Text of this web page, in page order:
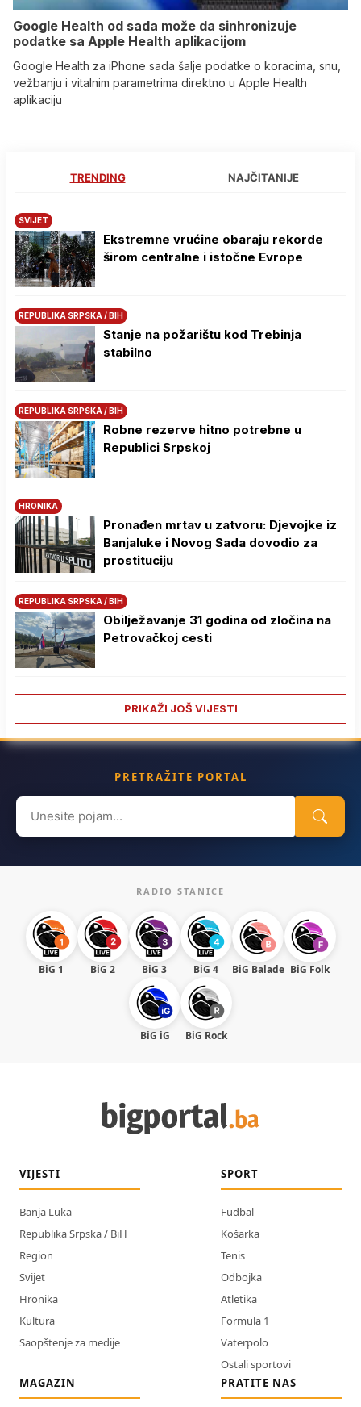
Google Health od sada može da sinhronizuje
podatke sa Apple Health aplikacijom
Google Health za iPhone sada šalje podatke o koracima, snu,
vežbanju i vitalnim parametrima direktno u Apple Health
aplikaciju
TRENDING NAJČITANIJE
SVIJET
Ekstremne vrućine obaraju rekorde
širom centralne i istočne Evrope
REPUBLIKA SRPSKA / BIH
Stanje na požarištu kod Trebinja
stabilno
REPUBLIKA SRPSKA / BIH
Robne rezerve hitno potrebne u
Republici Srpskoj
HRONIKA
Pronađen mrtav u zatvoru: Djevojke iz
Banjaluke i Novog Sada dovodio za
prostituciju
REPUBLIKA SRPSKA / BIH
Obilježavanje 31 godina od zločina na
Petrovačkoj cesti
PRIKAŽI JOŠ VIJESTI
PRETRAŽITE PORTAL
Search
for:
RADIO STANICE
BiG 1 BiG 2 BiG 3 BiG 4 BiG Balade BiG Folk
BiG iG BiG Rock
VIJESTI
Banja Luka
Republika Srpska / BiH
Region
Svijet
Hronika
Kultura
Saopštenje za medije
SPORT
Fudbal
Košarka
Tenis
Odbojka
Atletika
Formula 1
Vaterpolo
Ostali sportovi
MAGAZIN
PRATITE NAS